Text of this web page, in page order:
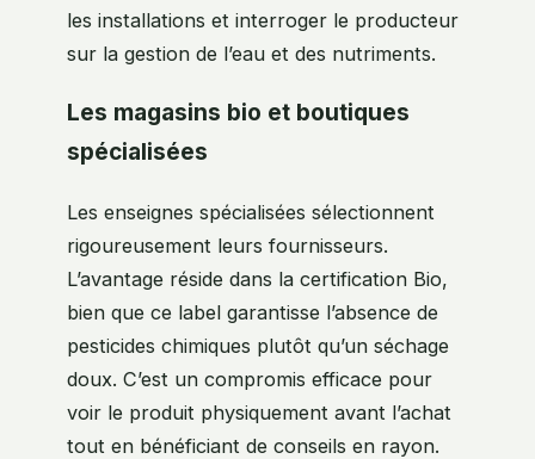
les installations et interroger le producteur
sur la gestion de l’eau et des nutriments.
Les magasins bio et boutiques
spécialisées
Les enseignes spécialisées sélectionnent
rigoureusement leurs fournisseurs.
L’avantage réside dans la certification Bio,
bien que ce label garantisse l’absence de
pesticides chimiques plutôt qu’un séchage
doux. C’est un compromis efficace pour
voir le produit physiquement avant l’achat
tout en bénéficiant de conseils en rayon.